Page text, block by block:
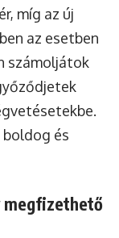
míg az új
az esetben
számoljátok
és
megfizethető